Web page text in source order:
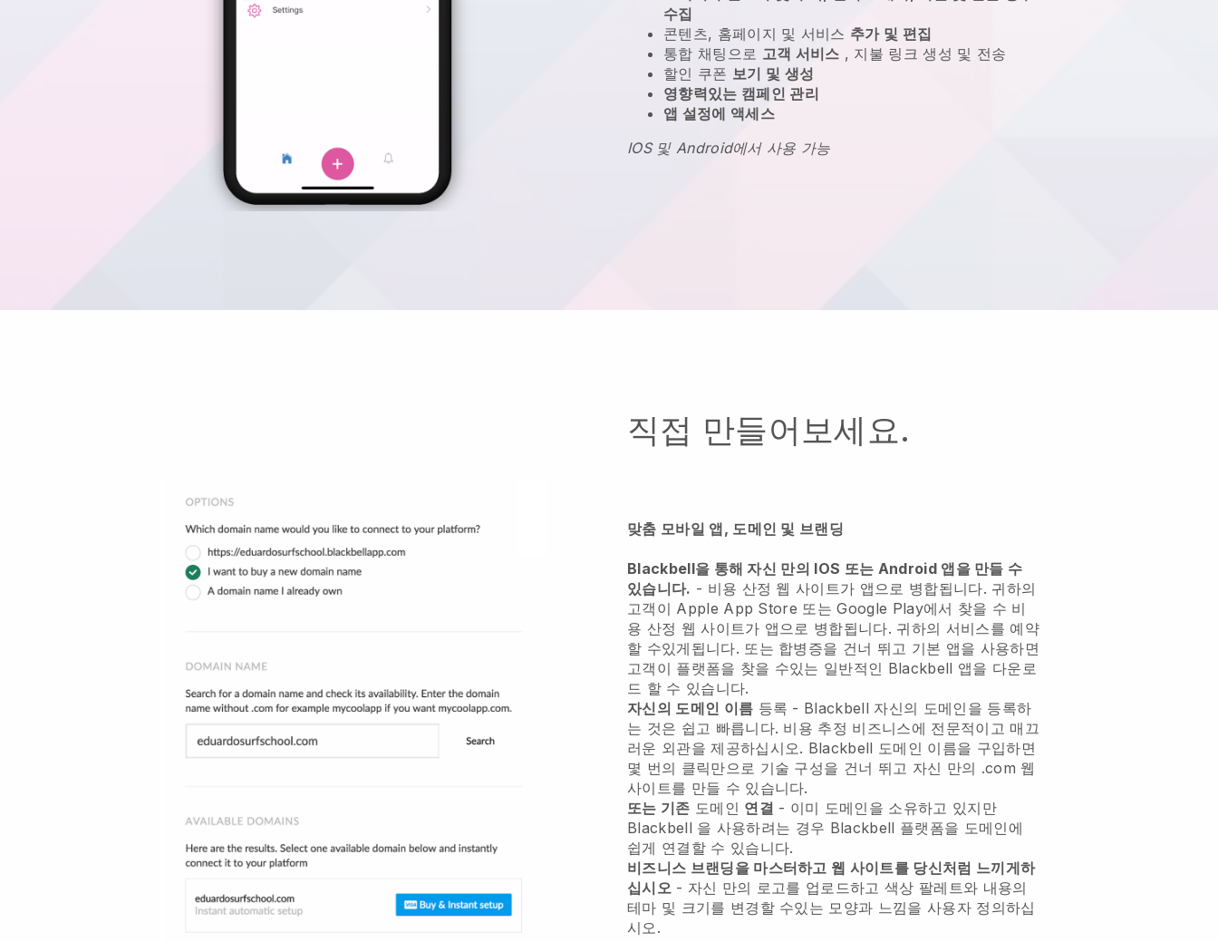
수집
콘텐츠, 홈페이지 및 서비스 추가 및 편집
통합 채팅으로 고객 서비스 , 지불 링크 생성 및 전송
할인 쿠폰 보기 및 생성
영향력있는 캠페인 관리
앱 설정에 액세스
IOS 및 Android에서 사용 가능
직접 만들어보세요.
맞춤 모바일 앱, 도메인 및 브랜딩
Blackbell을 통해 자신 만의 IOS 또는 Android 앱을 만들 수
있습니다. - 비용 산정 웹 사이트가 앱으로 병합됩니다. 귀하의
고객이 Apple App Store 또는 Google Play에서 찾을 수 비
용 산정 웹 사이트가 앱으로 병합됩니다. 귀하의 서비스를 예약
할 수있게됩니다. 또는 합병증을 건너 뛰고 기본 앱을 사용하면
고객이 플랫폼을 찾을 수있는 일반적인 Blackbell 앱을 다운로
드 할 수 있습니다.
자신의 도메인 이름 등록 - Blackbell 자신의 도메인을 등록하
는 것은 쉽고 빠릅니다. 비용 추정 비즈니스에 전문적이고 매끄
러운 외관을 제공하십시오. Blackbell 도메인 이름을 구입하면
몇 번의 클릭만으로 기술 구성을 건너 뛰고 자신 만의 .com 웹
사이트를 만들 수 있습니다.
또는 기존 도메인 연결 - 이미 도메인을 소유하고 있지만
Blackbell 을 사용하려는 경우 Blackbell 플랫폼을 도메인에
쉽게 연결할 수 있습니다.
비즈니스 브랜딩을 마스터하고 웹 사이트를 당신처럼 느끼게하
십시오- 자신 만의 로고를 업로드하고 색상 팔레트와 내용의
테마 및 크기를 변경할 수있는 모양과 느낌을 사용자 정의하십
시오.